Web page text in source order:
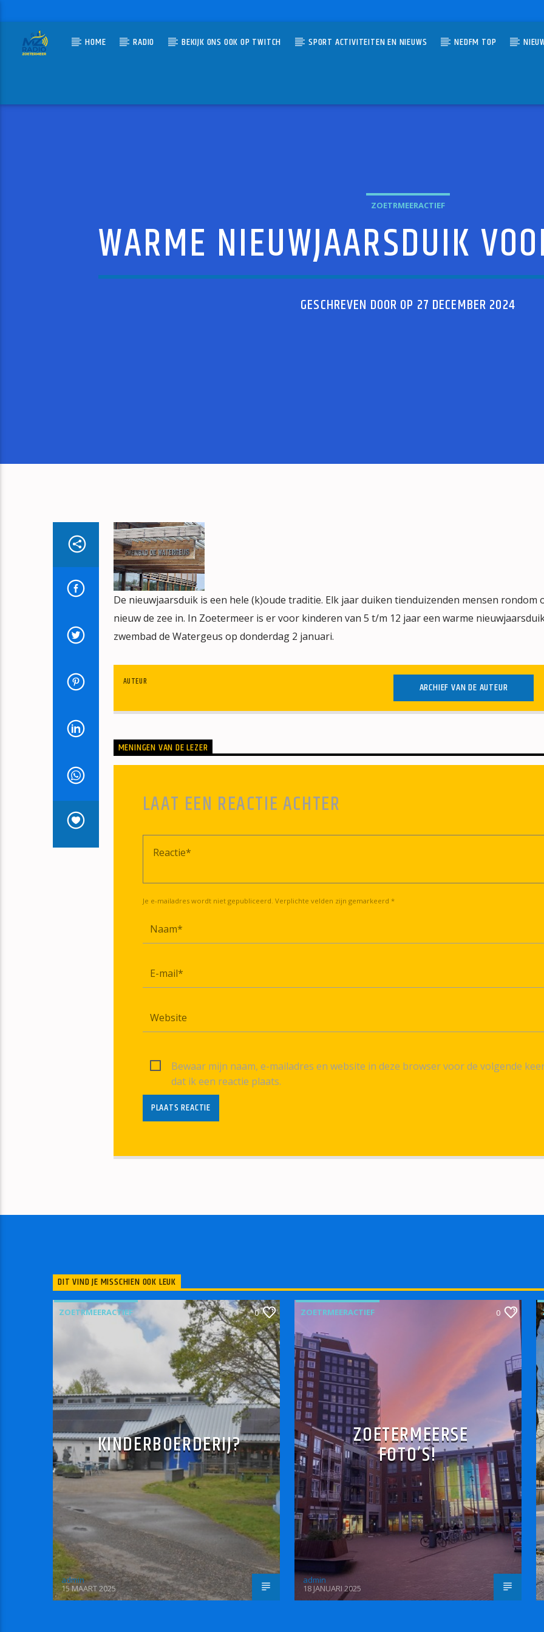
HOME RADIO BEKIJK ONS OOK OP TWITCH SPORT ACTIVITEITEN EN NIEUWS NEDFM TOP
ZOETRMEERACTIEF
WARME NIEUWJAARSDUIK
GESCHREVEN DOOR OP 27 DECEMBER 2024
De nieuwjaarsduik is een hele (k)oude traditie. Elk jaar duiken tienduizenden mensen rondom
nieuw de zee in. In Zoetermeer is er voor kinderen van 5 t/m 12 jaar een warme
zwembad de Watergeus op donderdag 2 januari.
AUTEUR ARCHIEF VAN DE AUTEUR
MENINGEN VAN DE LEZER
LAAT EEN REACTIE ACHTER
Je e-mailadres wordt niet gepubliceerd. Verplichte velden zijn gemarkeerd *
Bewaar mijn naam, e-mailadres en website in deze browser voor de volgende
dat ik een reactie plaats.
DIT VIND JE MISSCHIEN OOK LEUK
ZOETRMEERACTIEF 0
KINDERBOERDERIJ?
admin
15 MAART 2025
ZOETRMEERACTIEF 0
ZOETERMEERSE
FOTO’S!
admin
18 JANUARI 2025